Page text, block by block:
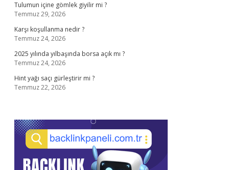
Tulumun içine gömlek giyilir mi ?
Temmuz 29, 2026
Karşı koşullanma nedir ?
Temmuz 24, 2026
2025 yılında yılbaşında borsa açık mı ?
Temmuz 24, 2026
Hint yağı saçı gürleştirir mi ?
Temmuz 22, 2026